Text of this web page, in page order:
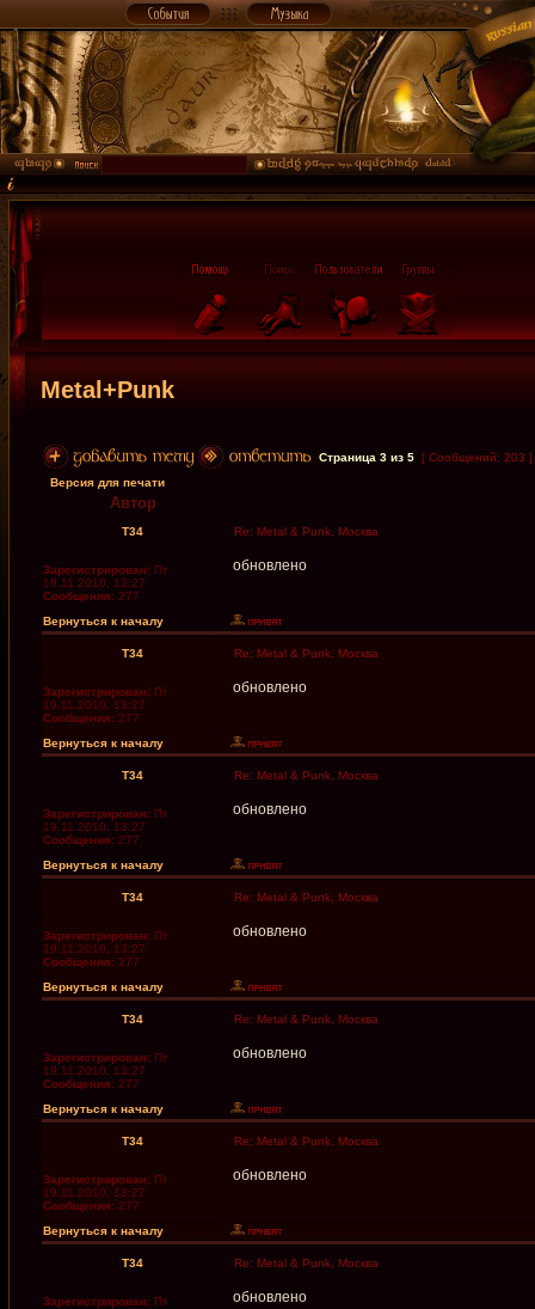
Metal+Punk
Страница 3 из 5 [ Сообщений: 203 ]
Версия для печати
Автор
T34 Re: Metal & Punk, Москва
Зарегистрирован: Пт
19.11.2010, 13:27
Сообщения: 277
обновлено
Вернуться к началу
T34 Re: Metal & Punk, Москва
Зарегистрирован: Пт
19.11.2010, 13:27
Сообщения: 277
обновлено
Вернуться к началу
T34 Re: Metal & Punk, Москва
Зарегистрирован: Пт
19.11.2010, 13:27
Сообщения: 277
обновлено
Вернуться к началу
T34 Re: Metal & Punk, Москва
Зарегистрирован: Пт
19.11.2010, 13:27
Сообщения: 277
обновлено
Вернуться к началу
T34 Re: Metal & Punk, Москва
Зарегистрирован: Пт
19.11.2010, 13:27
Сообщения: 277
обновлено
Вернуться к началу
T34 Re: Metal & Punk, Москва
Зарегистрирован: Пт
19.11.2010, 13:27
Сообщения: 277
обновлено
Вернуться к началу
T34 Re: Metal & Punk, Москва
Зарегистрирован: Пт
обновлено